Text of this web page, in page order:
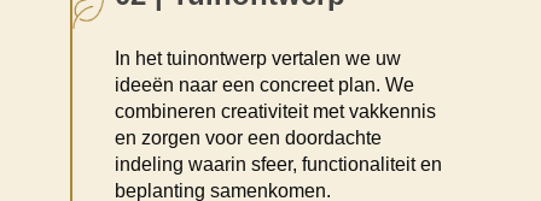
In het tuinontwerp vertalen we uw
ideeën naar een concreet plan. We
combineren creativiteit met vakkennis
en zorgen voor een doordachte
indeling waarin sfeer, functionaliteit en
beplanting samenkomen.